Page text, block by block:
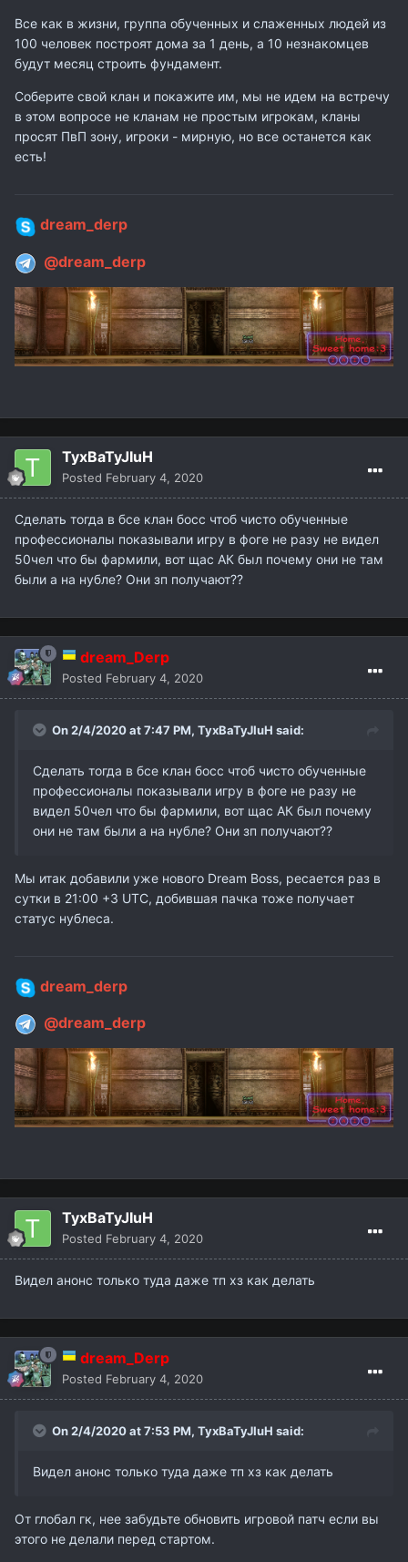
Все как в жизни, группа обученных и слаженных людей из
100 человек построят дома за 1 день, а 10 незнакомцев
будут месяц строить фундамент.
Соберите свой клан и покажите им, мы не идем на встречу
в этом вопросе не кланам не простым игрокам, кланы
просят ПвП зону, игроки - мирную, но все останется как
есть!
dream_derp
@dream_derp
TyxBaTyJIuH
Posted February 4, 2020
Сделать тогда в бсе клан босс чтоб чисто обученные
профессионалы показывали игру в фоге не разу не видел
50чел что бы фармили, вот щас АК был почему они не там
были а на нубле? Они зп получают??
dream_Derp
Posted February 4, 2020
On 2/4/2020 at 7:47 PM, TyxBaTyJIuH said:
Сделать тогда в бсе клан босс чтоб чисто обученные
профессионалы показывали игру в фоге не разу не
видел 50чел что бы фармили, вот щас АК был почему
они не там были а на нубле? Они зп получают??
Мы итак добавили уже нового Dream Boss, ресается раз в
сутки в 21:00 +3 UTC, добившая пачка тоже получает
статус нублеса.
dream_derp
@dream_derp
TyxBaTyJIuH
Posted February 4, 2020
Видел анонс только туда даже тп хз как делать
dream_Derp
Posted February 4, 2020
On 2/4/2020 at 7:53 PM, TyxBaTyJIuH said:
Видел анонс только туда даже тп хз как делать
От глобал гк, нее забудьте обновить игровой патч если вы
этого не делали перед стартом.